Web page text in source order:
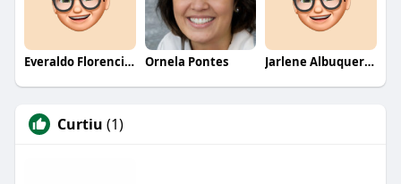
Everaldo Florencio De Melo Ornela Pontes Jarlene Albuquerque
Curtiu (1)